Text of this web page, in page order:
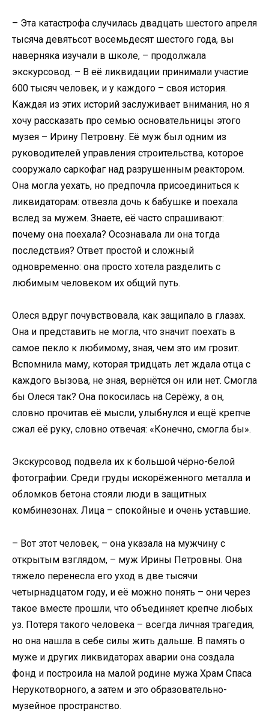
– Эта катастрофа случилась двадцать шестого апреля
тысяча девятьсот восемьдесят шестого года, вы
наверняка изучали в школе, – продолжала
экскурсовод. – В её ликвидации принимали участие
600 тысяч человек, и у каждого – своя история.
Каждая из этих историй заслуживает внимания, но я
хочу рассказать про семью основательницы этого
музея – Ирину Петровну. Её муж был одним из
руководителей управления строительства, которое
сооружало саркофаг над разрушенным реактором.
Она могла уехать, но предпочла присоединиться к
ликвидаторам: отвезла дочь к бабушке и поехала
вслед за мужем. Знаете, её часто спрашивают:
почему она поехала? Осознавала ли она тогда
последствия? Ответ простой и сложный
одновременно: она просто хотела разделить с
любимым человеком их общий путь.
Олеся вдруг почувствовала, как защипало в глазах.
Она и представить не могла, что значит поехать в
самое пекло к любимому, зная, чем это им грозит.
Вспомнила маму, которая тридцать лет ждала отца с
каждого вызова, не зная, вернётся он или нет. Смогла
бы Олеся так? Она покосилась на Серёжу, а он,
словно прочитав её мысли, улыбнулся и ещё крепче
сжал её руку, словно отвечая: «Конечно, смогла бы».
Экскурсовод подвела их к большой чёрно-белой
фотографии. Среди груды искорёженного металла и
обломков бетона стояли люди в защитных
комбинезонах. Лица – спокойные и очень уставшие.
– Вот этот человек, – она указала на мужчину с
открытым взглядом, – муж Ирины Петровны. Она
тяжело перенесла его уход в две тысячи
четырнадцатом году, и её можно понять – они через
такое вместе прошли, что объединяет крепче любых
уз. Потеря такого человека – всегда личная трагедия,
но она нашла в себе силы жить дальше. В память о
муже и других ликвидаторах аварии она создала
фонд и построила на малой родине мужа Храм Спаса
Нерукотворного, а затем и это образовательно-
музейное пространство.